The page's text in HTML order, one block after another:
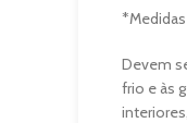
Devem
frio e às